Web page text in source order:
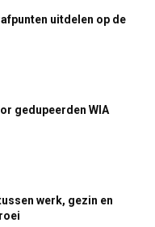
uitdelen op de
gedupeerden WIA
werk, gezin en